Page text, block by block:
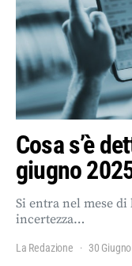
Cosa s’è
giugno
Si entra nel mese
incertezza…
La Redazione 30